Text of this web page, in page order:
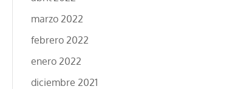
marzo 2022
febrero 2022
enero 2022
diciembre 2021